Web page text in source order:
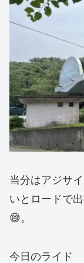
当分はアジサ
いとロードで
😅。
今日のライド